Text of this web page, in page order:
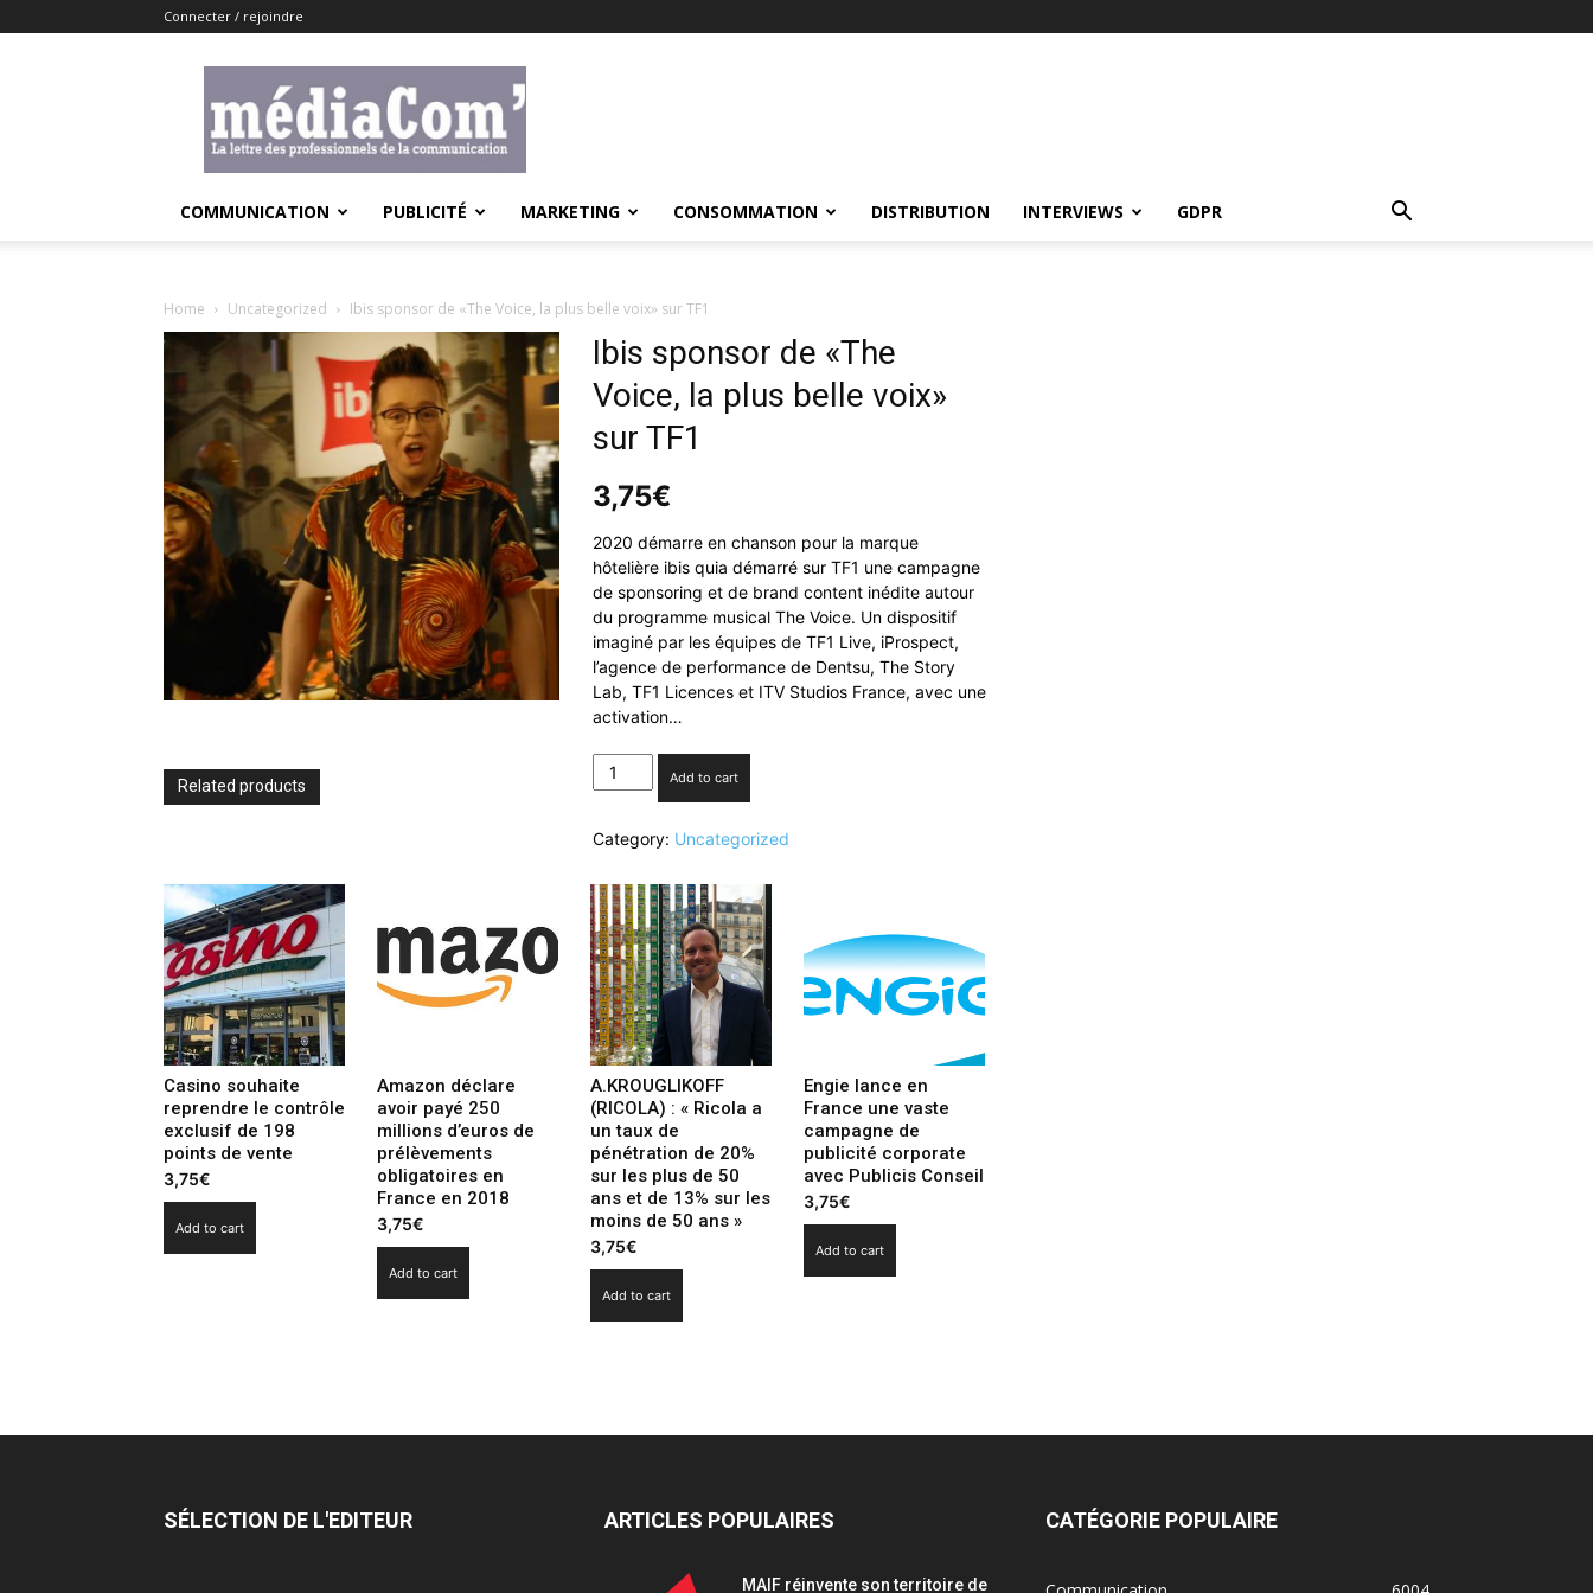
Connecter / rejoindre
COMMUNICATION PUBLICITÉ MARKETING CONSOMMATION DISTRIBUTION INTERVIEWS GDPR
Home Uncategorized Ibis sponsor de «The Voice, la plus belle voix» sur TF1
Ibis sponsor de «The
Voice, la plus belle voix»
sur TF1
3,75€
2020 démarre en chanson pour la marque
hôtelière ibis quia démarré sur TF1 une campagne
de sponsoring et de brand content inédite autour
du programme musical The Voice. Un dispositif
imaginé par les équipes de TF1 Live, iProspect,
l’agence de performance de Dentsu, The Story
Lab, TF1 Licences et ITV Studios France, avec une
activation…
Ibis
sponsor
«The
la
plus
belle
voix»
sur
TF1
quantity
Add to cart
Category: Uncategorized
Related products
Casino souhaite
reprendre le contrôle
exclusif de 198
points de vente
3,75€
Add to cart
Amazon déclare
avoir payé 250
millions d’euros de
prélèvements
obligatoires en
France en 2018
3,75€
Add to cart
A.KROUGLIKOFF
(RICOLA) : « Ricola a
un taux de
pénétration de 20%
sur les plus de 50
ans et de 13% sur les
moins de 50 ans »
3,75€
Add to cart
Engie lance en
France une vaste
campagne de
publicité corporate
avec Publicis Conseil
3,75€
Add to cart
SÉLECTION DE L'EDITEUR ARTICLES POPULAIRES
MAIF réinvente son territoire de
CATÉGORIE POPULAIRE